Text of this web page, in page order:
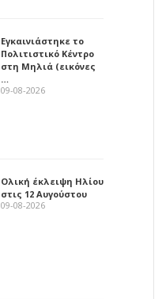
Εγκαινιάστηκε το
Πολιτιστικό Κέντρο
στη Μηλιά (εικόνες
…
09-08-2026
Ολική έκλειψη Ηλίου
στις 12 Αυγούστου
09-08-2026